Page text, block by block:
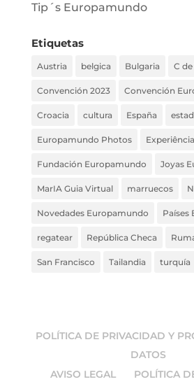
Tip´s Europamundo
Etiquetas
Austria belgica Bulgaria C
Convención 2023 Convención
Croacia cultura España
Europamundo Photos
Fundación Europamundo Joyas
MarIA Guia Virtual marruecos
Novedades Europamundo Países
regatear República Checa
San Francisco Tailandia turquía
POLÍTICA DE PRIVACIDAD Y
DATOS
AVISO LEGAL
POLÍTICA